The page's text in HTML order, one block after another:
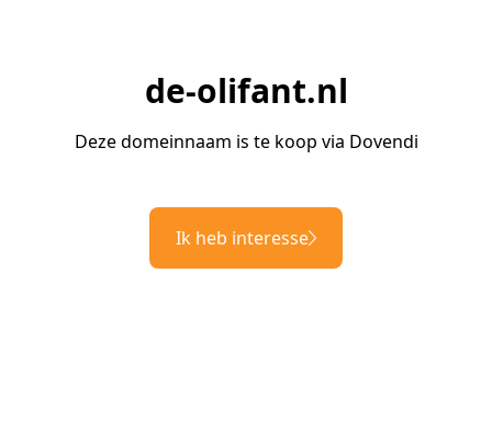
de-olifant.nl
Deze domeinnaam is te koop via Dovendi
Ik heb interesse